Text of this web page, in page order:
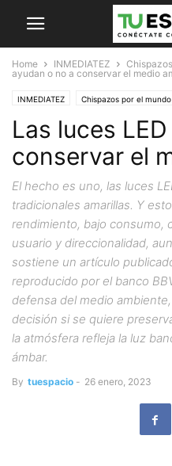
Home INMEDIATEZ
ayudan o no a conservar el medio
INMEDIATEZ Chispazos por el mundo
Las luces
conservar el
El hecho es uno, las luces
tradicionales amarillas. Y
rendimiento, bajo consumo,
usuario y direccionalidad,
sostiene un artículo
reproducido por el banco
defensa del medio
decisión si se quiere
la atmósfera refleja la luz
ámbar.
By tuespacio - 26 enero, 2023